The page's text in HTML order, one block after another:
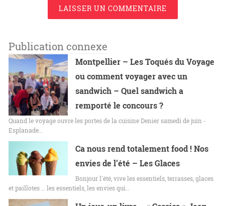
LAISSER UN COMMENTAIRE
Publication connexe
Montpellier – Les Toqués du Voyage
ou comment voyager avec un
sandwich – Quel sandwich a
remporté le concours ?
Quand le voyage ouvre les portes de la cuisine Denier samedi de juin -
Esplanade…
Ca nous rend totalement food ! Nos
envies de l’été – Les Glaces
Bonjour l'été, vive les essentiels, terrasses, glaces
et paillotes … les essentiels, les envies qui…